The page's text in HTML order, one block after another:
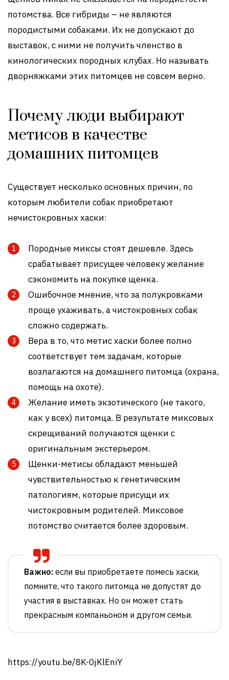
потомства. Все гибриды – не являются
породистыми собаками. Их не допускают до
выставок, с ними не получить членство в
кинологических породных клубах. Но называть
дворняжками этих питомцев не совсем верно.
Почему люди выбирают
метисов в качестве
домашних питомцев
Существует несколько основных причин, по
которым любители собак приобретают
нечистокровных хаски:
Породные миксы стоят дешевле. Здесь
срабатывает присущее человеку желание
сэкономить на покупке щенка.
Ошибочное мнение, что за полукровками
проще ухаживать, а чистокровных собак
сложно содержать.
Вера в то, что метис хаски более полно
соответствует тем задачам, которые
возлагаются на домашнего питомца (охрана,
помощь на охоте).
Желание иметь экзотического (не такого,
как у всех) питомца. В результате миксовых
скрещиваний получаются щенки с
оригинальным экстерьером.
Щенки-метисы обладают меньшей
чувствительностью к генетическим
патологиям, которые присущи их
чистокровным родителей. Миксовое
потомство считается более здоровым.
Важно: если вы приобретаете помесь хаски,
помните, что такого питомца не допустят до
участия в выставках. Но он может стать
прекрасным компаньоном и другом семьи.
https://youtu.be/8K-0jKlEniY